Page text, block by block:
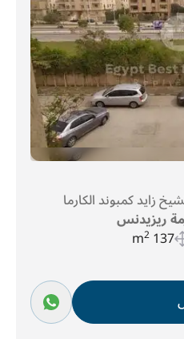
زايد كمبوند الكارما
ريزيدنس
137 m
2